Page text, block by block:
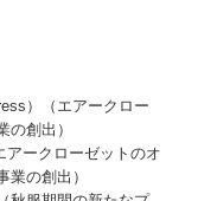
）（エアークロー
創出）
アークローゼットのオ
の創出）